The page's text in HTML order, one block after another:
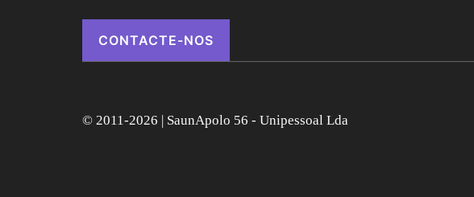
CONTACTE-NOS
© 2011-2026 | SaunApolo 56 - Unipessoal Lda